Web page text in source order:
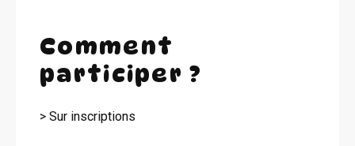
Comment
participer ?
> Sur inscriptions